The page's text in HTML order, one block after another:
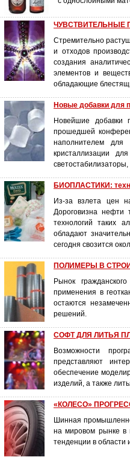
ЧУВСТВИТЕЛЬНЫЕ
Стремительно
и отходов
создания
элементов и
обладающие
Новые добавки для
Новейшие добавки
прошедшей
наполнителем для
кристаллизации
БИОПЛАСТИКИ:
Из-за взлета цен
Дороговизна нефти
технологий таких
обладают
сегодня свозится
ПОЛИМЕРЫ В
Рынок
применения в
остаются
решений.
СОФТ ДЛЯ ЛИТЬЯ
Возможности
представляют
обеспечение
изделий, а также
«КОЛЕСО»
Шинная
на мировом рынке в
тенденции в области